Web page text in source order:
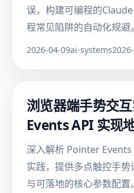
误，构建可编程的
程常见陷阱的自动化规避。
2026-04-09ai-systems
浏览器端手势交
Events API 实现
深入解析 Pointer Events
实践，提供多点触控手
与可落地的核心参数配置。